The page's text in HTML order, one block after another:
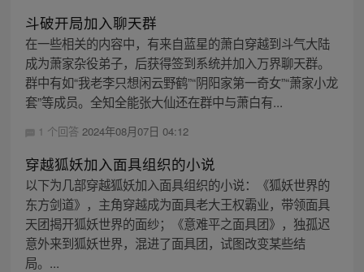
斗破开局加入聊天群
在一些相关的内容中，有来自蓝星的萧白穿越到斗气大陆
成为萧家杂役弟子，后获得签到系统并加入万界聊天群。
群中有如“我老李只想闲云野鹤”“阴阳家第一奇女”“萧家小龙
套”等成员。全知全能张大仙还在群中与萧白有...
1 个回答 2024年08月07日 04:12
穿越狐妖加入面具组织的小说
以下为几部穿越狐妖加入面具组织的小说：《狐妖世界的
东方剑道》，主角穿越成为面具老大王权霸业，带领面具
天团揭开狐妖世界的面纱；《意难平之面具团》，独孤迟
意外来到狐妖世界，混进了面具团，试图改变某些结
局。...